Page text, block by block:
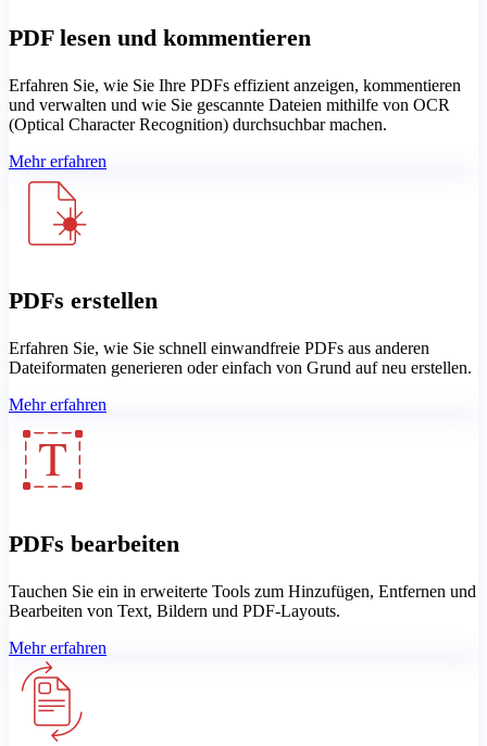
PDF lesen und kommentieren
Erfahren Sie, wie Sie Ihre PDFs effizient anzeigen, kommentieren
und verwalten und wie Sie gescannte Dateien mithilfe von OCR
(Optical Character Recognition) durchsuchbar machen.
Mehr erfahren
PDFs erstellen
Erfahren Sie, wie Sie schnell einwandfreie PDFs aus anderen
Dateiformaten generieren oder einfach von Grund auf neu erstellen.
Mehr erfahren
PDFs bearbeiten
Tauchen Sie ein in erweiterte Tools zum Hinzufügen, Entfernen und
Bearbeiten von Text, Bildern und PDF-Layouts.
Mehr erfahren